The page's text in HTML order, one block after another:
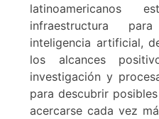
latinoamericanos
infraestructura
inteligencia artificial,
los alcances
investigación y
para descubrir
acercarse cada vez